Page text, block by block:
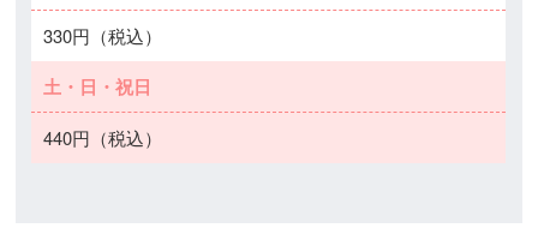
330円（税込）
土・日・祝日
440円（税込）